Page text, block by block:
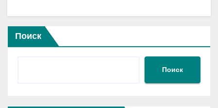
Поиск
Поиск